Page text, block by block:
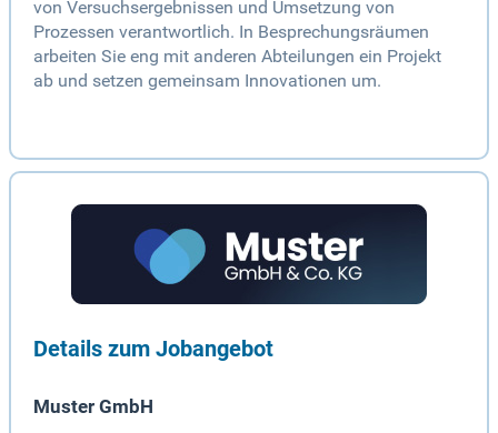
von Versuchsergebnissen und Umsetzung von
Prozessen verantwortlich. In Besprechungsräumen
arbeiten Sie eng mit anderen Abteilungen ein Projekt
ab und setzen gemeinsam Innovationen um.
Details zum Jobangebot
Muster GmbH